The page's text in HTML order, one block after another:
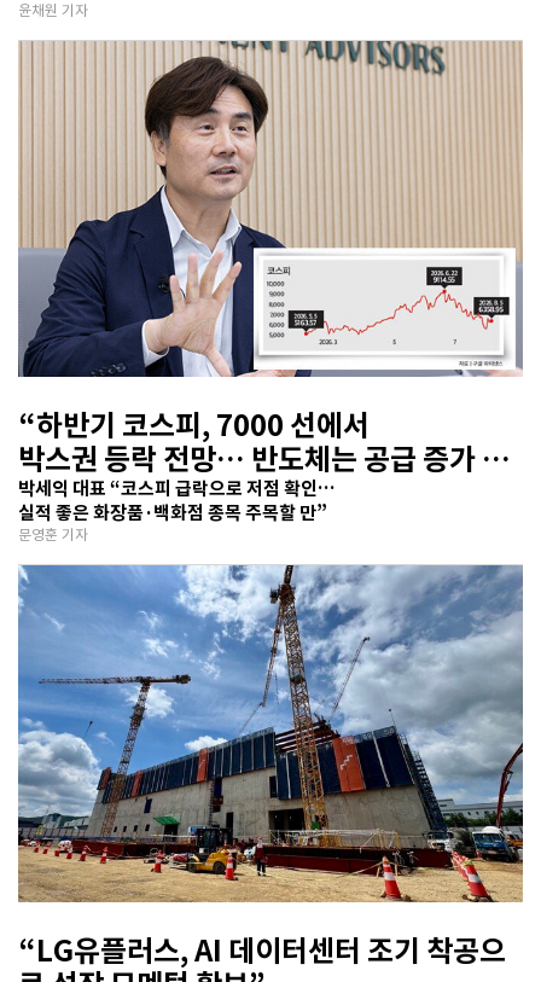
윤채원 기자
“하반기 코스피, 7000 선에서
박스권 등락 전망… 반도체는 공급 증가 선
반영 주시해야”
박세익 대표 “코스피 급락으로 저점 확인…
실적 좋은 화장품·백화점 종목 주목할 만”
문영훈 기자
“LG유플러스, AI 데이터센터 조기 착공으